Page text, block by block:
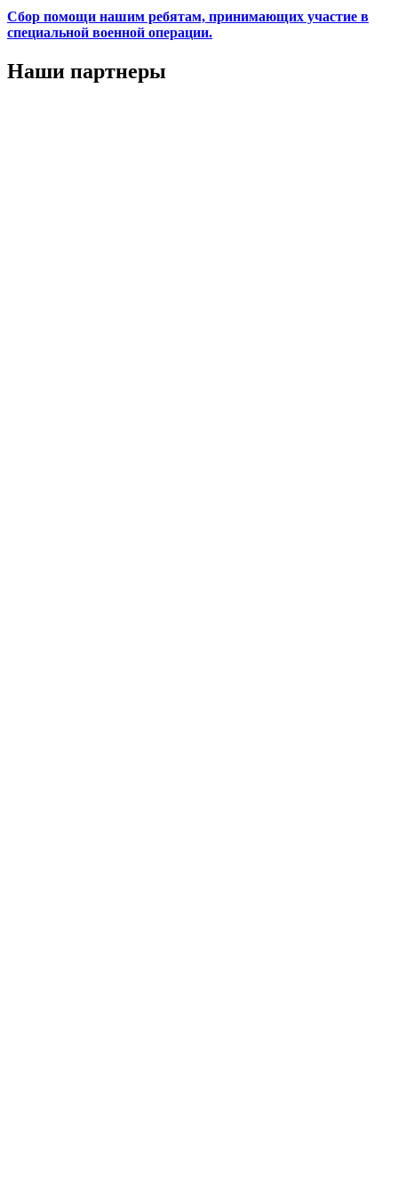
Сбор помощи нашим ребятам, принимающих участие в
специальной военной операции.
Наши партнеры